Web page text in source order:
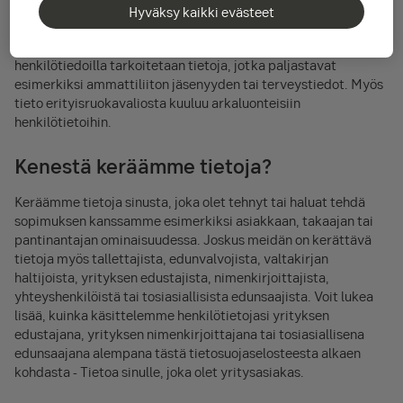
Joitakin henkilötietoja pidetään erityisen arkaluonteisina ja
henkilötiedoilla tarkoitetaan tietoja, jotka paljastavat
esimerkiksi ammattiliiton jäsenyyden tai terveystiedot. Myös
tieto erityisruokavaliosta kuuluu arkaluonteisiin
henkilötietoihin.
Kenestä keräämme tietoja?
Keräämme tietoja sinusta, joka olet tehnyt tai haluat tehdä
sopimuksen kanssamme esimerkiksi asiakkaan, takaajan tai
pantinantajan ominaisuudessa. Joskus meidän on kerättävä
tietoja myös tallettajista, edunvalvojista, valtakirjan
haltijoista, yrityksen edustajista, nimenkirjoittajista,
yhteyshenkilöistä tai tosiasiallisista edunsaajista. Voit lukea
lisää, kuinka käsittelemme henkilötietojasi yrityksen
edustajana, yrityksen nimenkirjoittajana tai tosiasiallisena
edunsaajana alempana tästä tietosuojaselosteesta alkaen
kohdasta - Tietoa sinulle, joka olet yritysasiakas.
Hyväksy kaikki evästeet